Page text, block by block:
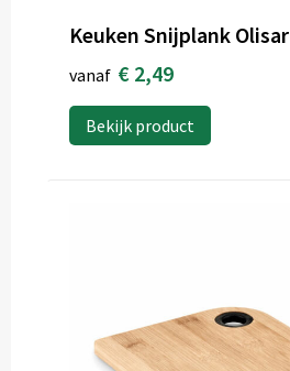
Keuken Snijplank Olisar
vanaf € 2,49
Bekijk product